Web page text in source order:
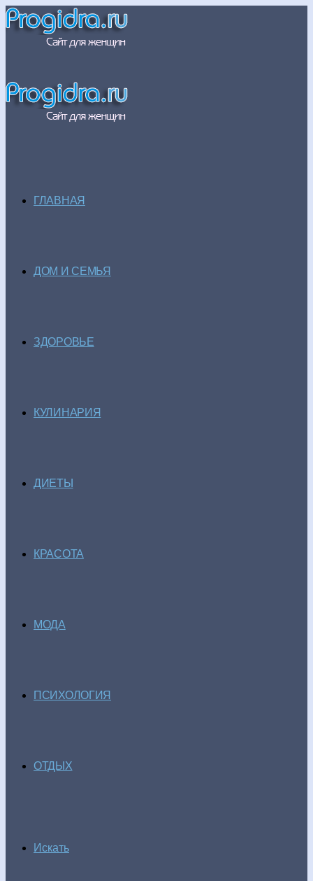
ГЛАВНАЯ
ДОМ И СЕМЬЯ
ЗДОРОВЬЕ
КУЛИНАРИЯ
ДИЕТЫ
КРАСОТА
МОДА
ПСИХОЛОГИЯ
ОТДЫХ
Искать